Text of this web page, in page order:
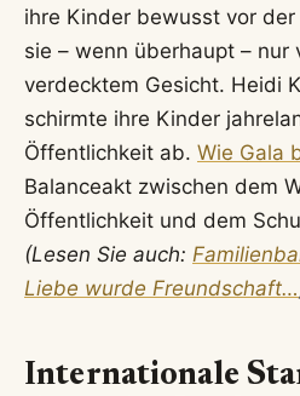
ihre Kinder bewusst vor
sie – wenn überhaupt – nur
verdecktem Gesicht. Heidi
schirmte ihre Kinder
Öffentlichkeit ab. Wie Gala
Balanceakt zwischen dem
Öffentlichkeit und dem
(Lesen Sie auch:
Liebe wurde Freundschaft…
Internationale